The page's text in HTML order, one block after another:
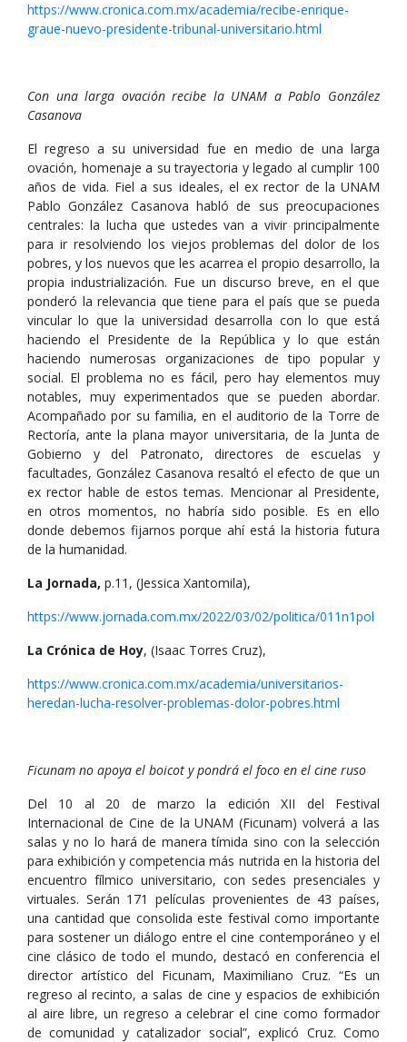
https://www.cronica.com.mx/academia/recibe-enrique-
graue-nuevo-presidente-tribunal-universitario.html
Con una larga ovación recibe la UNAM a Pablo González
Casanova
El regreso a su universidad fue en medio de una larga
ovación, homenaje a su trayectoria y legado al cumplir 100
años de vida. Fiel a sus ideales, el ex rector de la UNAM
Pablo González Casanova habló de sus preocupaciones
centrales: la lucha que ustedes van a vivir principalmente
para ir resolviendo los viejos problemas del dolor de los
pobres, y los nuevos que les acarrea el propio desarrollo, la
propia industrialización. Fue un discurso breve, en el que
ponderó la relevancia que tiene para el país que se pueda
vincular lo que la universidad desarrolla con lo que está
haciendo el Presidente de la República y lo que están
haciendo numerosas organizaciones de tipo popular y
social. El problema no es fácil, pero hay elementos muy
notables, muy experimentados que se pueden abordar.
Acompañado por su familia, en el auditorio de la Torre de
Rectoría, ante la plana mayor universitaria, de la Junta de
Gobierno y del Patronato, directores de escuelas y
facultades, González Casanova resaltó el efecto de que un
ex rector hable de estos temas. Mencionar al Presidente,
en otros momentos, no habría sido posible. Es en ello
donde debemos fijarnos porque ahí está la historia futura
de la humanidad.
La Jornada, p.11, (Jessica Xantomila),
https://www.jornada.com.mx/2022/03/02/politica/011n1pol
La Crónica de Hoy, (Isaac Torres Cruz),
https://www.cronica.com.mx/academia/universitarios-
heredan-lucha-resolver-problemas-dolor-pobres.html
Ficunam no apoya el boicot y pondrá el foco en el cine ruso
Del 10 al 20 de marzo la edición XII del Festival
Internacional de Cine de la UNAM (Ficunam) volverá a las
salas y no lo hará de manera tímida sino con la selección
para exhibición y competencia más nutrida en la historia del
encuentro fílmico universitario, con sedes presenciales y
virtuales. Serán 171 películas provenientes de 43 países,
una cantidad que consolida este festival como importante
para sostener un diálogo entre el cine contemporáneo y el
cine clásico de todo el mundo, destacó en conferencia el
director artístico del Ficunam, Maximiliano Cruz. “Es un
regreso al recinto, a salas de cine y espacios de exhibición
al aire libre, un regreso a celebrar el cine como formador
de comunidad y catalizador social”, explicó Cruz. Como